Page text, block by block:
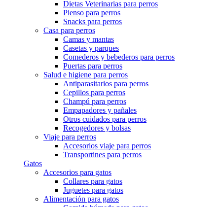
Dietas Veterinarias para perros
Pienso para perros
Snacks para perros
Casa para perros
Camas y mantas
Casetas y parques
Comederos y bebederos para perros
Puertas para perros
Salud e higiene para perros
Antiparasitarios para perros
Cepillos para perros
Champú para perros
Empapadores y pañales
Otros cuidados para perros
Recogedores y bolsas
Viaje para perros
Accesorios viaje para perros
Transportines para perros
Gatos
Accesorios para gatos
Collares para gatos
Juguetes para gatos
Alimentación para gatos